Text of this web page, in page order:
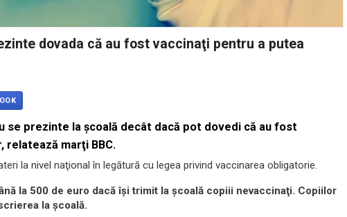
dovada că au fost vaccinaţi pentru a putea
se prezinte la şcoală decât dacă pot dovedi că au fost
relatează marţi BBC.
la nivel naţional în legătură cu legea privind vaccinarea obligatorie.
la 500 de euro dacă îşi trimit la şcoală copiii nevaccinaţi. Copiilor
la şcoală.